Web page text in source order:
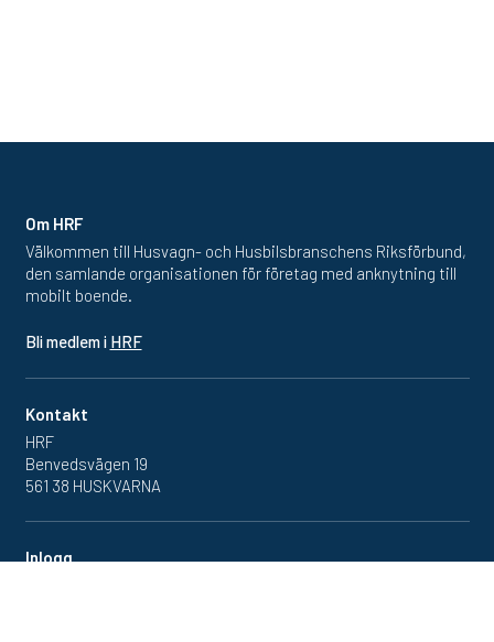
Om HRF
Välkommen till Husvagn- och Husbilsbranschens Riksförbund,
den samlande organisationen för företag med anknytning till
mobilt boende.
Bli medlem i HRF
Kontakt
HRF
Benvedsvägen 19
561 38 HUSKVARNA
Inlogg